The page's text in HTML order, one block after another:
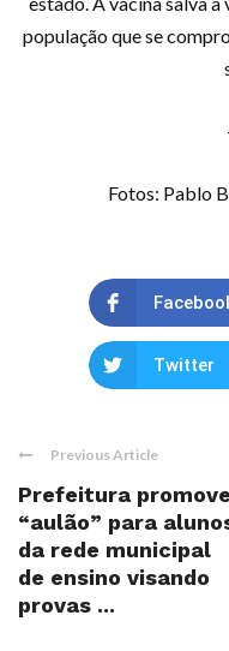
população que se
Fotos: Pablo
Twitter
Previous Article
Prefeitura promove
“aulão” para
da rede municipal
de ensino visando
provas ...